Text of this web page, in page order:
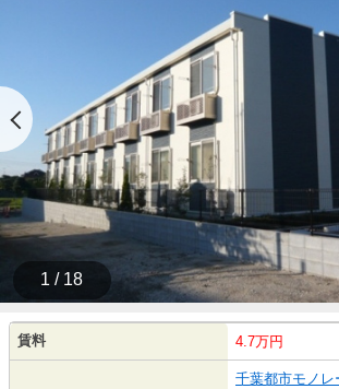
1 / 18
賃料 4.7万円
千葉都市モノレ